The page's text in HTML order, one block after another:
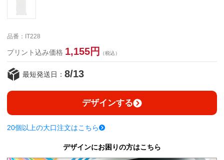
品番：IT228
プリント込み価格 1,155円 （税込）
最短発送日： 8/13
デザインする
20個以上の大口注文はこちら
デザインにお困りの方はこちら